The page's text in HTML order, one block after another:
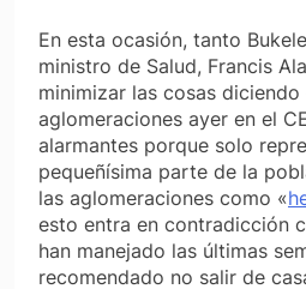
En esta ocasión, tanto
ministro de Salud, Francis
minimizar las cosas diciendo
aglomeraciones ayer en el
alarmantes porque solo
pequeñísima parte de la
las aglomeraciones como «
esto entra en contradicción
han manejado las últimas
recomendado no salir de